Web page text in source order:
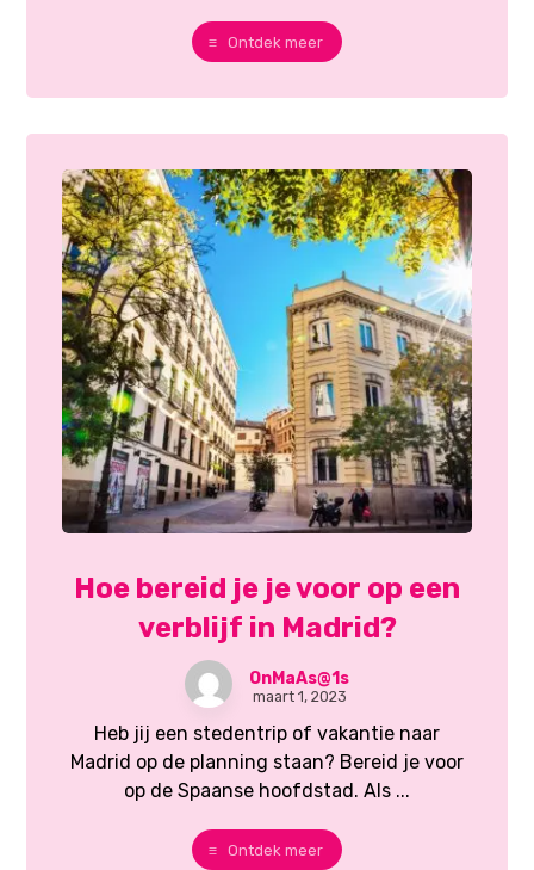
Ontdek meer
Hoe bereid je je voor op een
verblijf in Madrid?
OnMaAs@1s
maart 1, 2023
Heb jij een stedentrip of vakantie naar
Madrid op de planning staan? Bereid je voor
op de Spaanse hoofdstad. Als ...
Ontdek meer